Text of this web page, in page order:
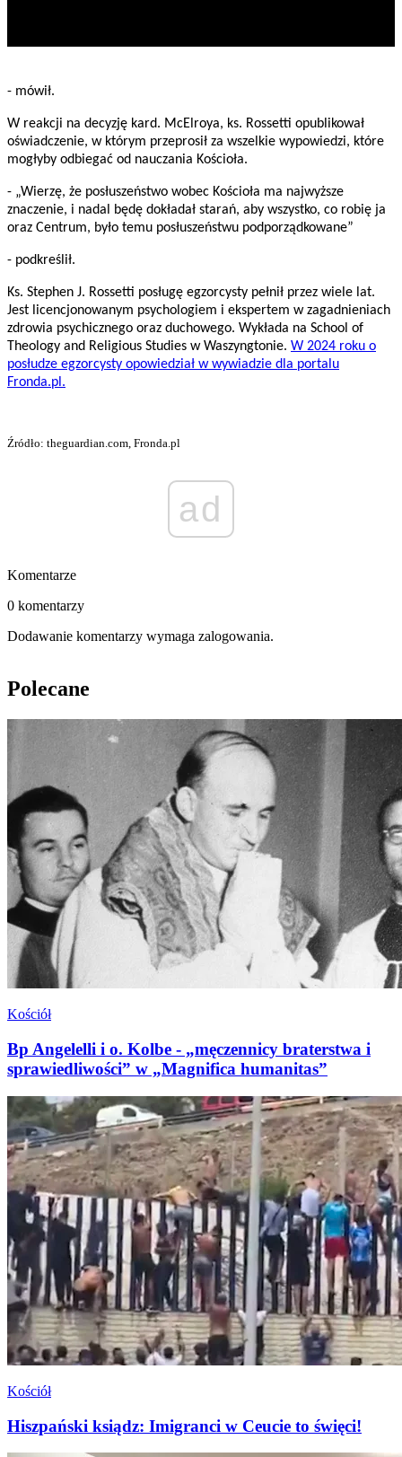
- mówił.
W reakcji na decyzję kard. McElroya, ks. Rossetti opublikował
oświadczenie, w którym przeprosił za wszelkie wypowiedzi, które
mogłyby odbiegać od nauczania Kościoła.
- „Wierzę, że posłuszeństwo wobec Kościoła ma najwyższe
znaczenie, i nadal będę dokładał starań, aby wszystko, co robię ja
oraz Centrum, było temu posłuszeństwu podporządkowane”
- podkreślił.
Ks. Stephen J. Rossetti posługę egzorcysty pełnił przez wiele lat.
Jest licencjonowanym psychologiem i ekspertem w zagadnieniach
zdrowia psychicznego oraz duchowego. Wykłada na School of
Theology and Religious Studies w Waszyngtonie. W 2024 roku o
posłudze egzorcysty opowiedział w wywiadzie dla portalu
Fronda.pl.
Źródło: theguardian.com, Fronda.pl
ad
Komentarze
0 komentarzy
Dodawanie komentarzy wymaga zalogowania.
Polecane
Kościół
Bp Angelelli i o. Kolbe - „męczennicy braterstwa i
sprawiedliwości” w „Magnifica humanitas”
Kościół
Hiszpański ksiądz: Imigranci w Ceucie to święci!